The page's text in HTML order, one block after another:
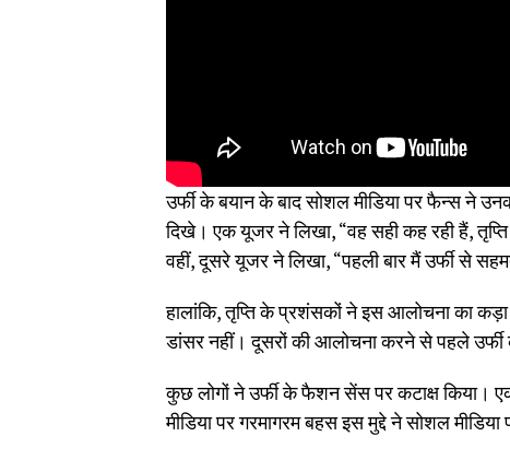
उर्फी के बयान के बाद सोशल मीडिया पर फैन्स ने
दिखे। एक यूजर ने लिखा, “वह सही कह रही हैं,
वहीं, दूसरे यूजर ने लिखा, “पहली बार मैं उर्फी से
हालांकि, तृप्ति के प्रशंसकों ने इस आलोचना का
डांसर नहीं। दूसरों की आलोचना करने से पहले उर्फी
कुछ लोगों ने उर्फी के फैशन सेंस पर कटाक्ष किया।
मीडिया पर गरमागरम बहस इस मुद्दे ने सोशल मीडिया